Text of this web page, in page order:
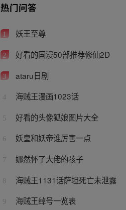
热门问答
1 妖王至尊
2 好看的国漫50部推荐修仙2D
3 ataru日剧
4 海贼王漫画1023话
5 好看的头像狐娘图片大全
6 妖皇和妖帝谁厉害一点
7 娜然怀了大佬的孩子
8 海贼王1131话萨坦死亡未泄露
9 海贼王绰号一览表